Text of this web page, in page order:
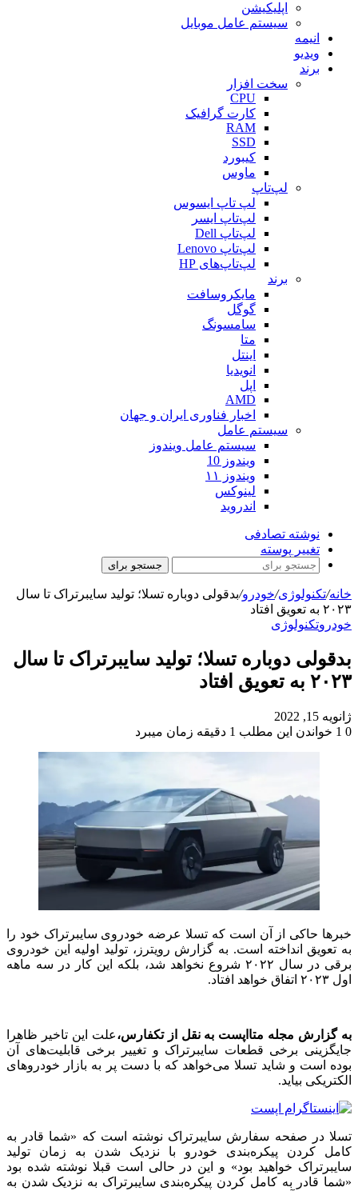
اپلیکیشن
سیستم عامل موبایل
انیمه
ویدیو
برند
سخت افزار
CPU
کارت گرافیک
RAM
SSD
کیبورد
ماوس
لپ‌تاپ
لپ تاپ ایسوس
لپ‌تاپ ایسر
لپ‌تاپ Dell
لپ‌تاپ Lenovo
لپ‌تاپ‌های HP
برند
مایکروسافت
گوگل
سامسونگ
متا
اینتل
انویدیا
اپل
AMD
اخبار فناوری ایران و جهان
سیستم عامل
سیستم عامل ویندوز
ویندوز 10
ویندوز ۱۱
لینوکس
اندروید
نوشته تصادفی
تغییر پوسته
جستجو برای
خانه/تکنولوژی/خودرو/بدقولی دوباره تسلا؛ تولید سایبرتراک تا سال
۲۰۲۳ به تعویق افتاد
خودروتکنولوژی
بدقولی دوباره تسلا؛ تولید سایبرتراک تا سال
۲۰۲۳ به تعویق افتاد
ژانویه 15, 2022
0
خواندن این مطلب 1 دقیقه زمان میبرد
خبرها حاکی از آن است که تسلا عرضه خودروی سایبرتراک خود را
به تعویق انداخته است. به گزارش رویترز، تولید اولیه این خودروی
برقی در سال ۲۰۲۲ شروع نخواهد شد، بلکه این کار در سه ماهه
اول ۲۰۲۳ اتفاق خواهد افتاد.
به گزارش مجله متااپست به نقل از تکفارس،علت این تاخیر ظاهرا
جایگزینی برخی قطعات سایبرتراک و تغییر برخی قابلیت‌های آن
بوده است و شاید تسلا می‌خواهد که با دست پر به بازار خودروهای
الکتریکی بیاید.
تسلا در صفحه سفارش سایبرتراک نوشته است که «شما قادر به
کامل کردن پیکره‌بندی خودرو با نزدیک شدن به زمان تولید
سایبرتراک خواهید بود» و این در حالی است قبلا نوشته شده بود
«شما قادر به کامل کردن پیکره‌بندی سایبرتراک به نزدیک شدن به